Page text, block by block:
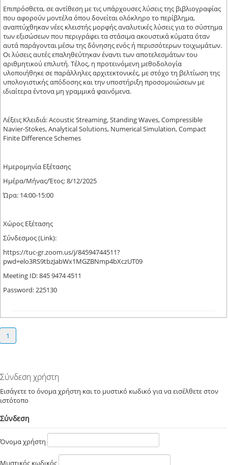
Επιπρόσθετα, σε αντίθεση με τις υπάρχουσες λύσεις της βιβλιογραφίας
που αφορούν μοντέλα όπου δονείται ολόκληρο το περίβλημα,
αναπτύχθηκαν νέες κλειστής μορφής αναλυτικές λύσεις για το σύστημα
των εξισώσεων που περιγράφει τα στάσιμα ακουστικά κύματα όταν
αυτά παράγονται μέσω της δόνησης ενός ή περισσότερων τοιχωμάτων.
Οι λύσεις αυτές επαληθεύτηκαν έναντι των αποτελεσμάτων του
αριθμητικού επιλυτή. Τέλος, η προτεινόμενη μεθοδολογία
υλοποιήθηκε σε παράλληλες αρχιτεκτονικές, με στόχο τη βελτίωση της
υπολογιστικής απόδοσης και την υποστήριξη προσομοιώσεων με
ιδιαίτερα έντονα μη γραμμικά φαινόμενα.
Λέξεις Κλειδιά: Acoustic Streaming, Standing Waves, Compressible
Navier-Stokes, Analytical Solutions, Numerical Simulation, Compact
Finite Difference Schemes
Ημερομηνία Εξέτασης
Ημέρα/Μήνας/Έτος: 8/12/2025
Ώρα: 14:00-15:00
Χώρος Εξέτασης
Σύνδεσμος (Link):
https://tuc-gr.zoom.us/j/84594744511?
pwd=elo3RS9tbzJabWx1MGZBNmp4bXczUT09
Meeting ID: 845 9474 4511
Password: 225130
1
Σύνδεση χρήστη
Εισάγετε το όνομα χρήστη και το μυστικό κωδικό για να εισέλθετε στον
ιστότοπο
Σύνδεση
Όνομα χρήστη
Μυστικός κωδικός